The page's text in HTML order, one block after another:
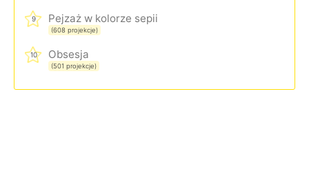
9 Pejzaż w kolorze sepii
(608 projekcje)
10 Obsesja
(501 projekcje)